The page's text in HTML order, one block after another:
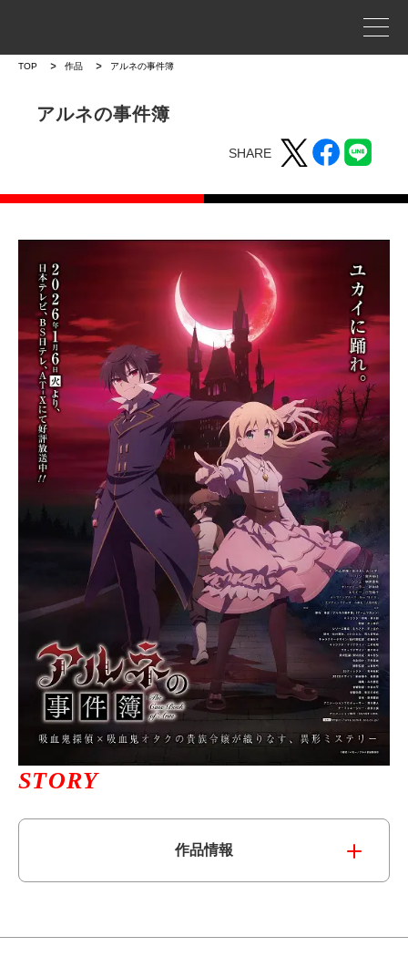
TOP 作品 アルネの事件簿
アルネの事件簿
SHARE
STORY
作品情報
事業案内
プロジェクトストーリー
作品トップ
ラインナップ
ニュース一覧
お問い合わせ
JP/EN
サイトマップ
ご利用規約